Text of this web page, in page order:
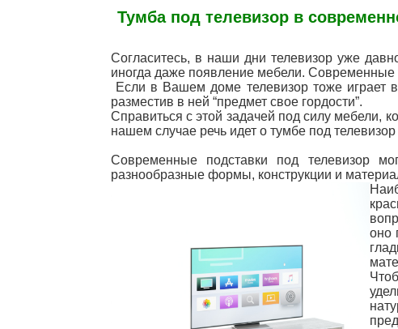
Тумба под телевизор в
Согласитесь, в наши дни телевизор уже
иногда даже появление мебели.
Если в Вашем доме телевизор тоже играет
разместив в ней “предмет свое гордости”.
Справиться с этой задачей под силу мебели,
нашем случае речь идет о тумбе под
Современные подставки под телевизор
разнообразные формы, конструкции и
оно